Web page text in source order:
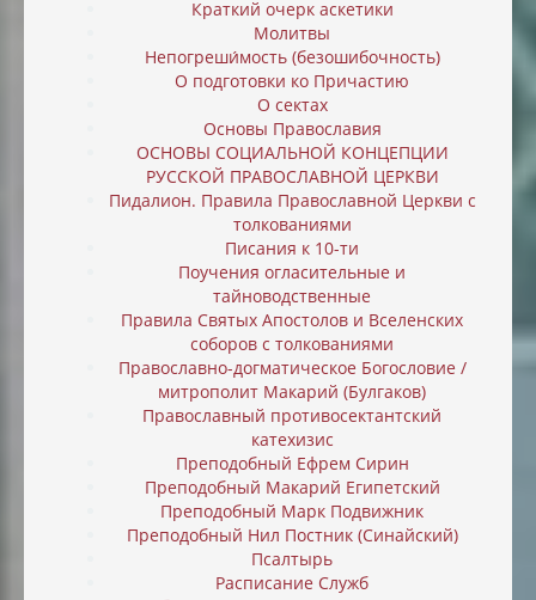
Краткий очерк аскетики
Молитвы
Непогреши́мость (безошибочность)
О подготовки ко Причастию
О сектах
Основы Православия
ОСНОВЫ СОЦИАЛЬНОЙ КОНЦЕПЦИИ
РУССКОЙ ПРАВОСЛАВНОЙ ЦЕРКВИ
Пидалион. Правила Православной Церкви с
толкованиями
Писания к 10-ти
Поучения огласительные и
тайноводственные
Правила Святых Апостолов и Вселенских
соборов с толкованиями
Православно-догматическое Богословие /
митрополит Макарий (Булгаков)
Православный противосектантский
катехизис
Преподобный Ефрем Сирин
Преподобный Макарий Египетский
Преподобный Марк Подвижник
Преподобный Нил Постник (Синайский)
Псалтырь
Расписание Служб